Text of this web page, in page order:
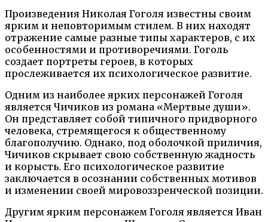
Произведения Николая Гоголя известны своим
ярким и неповторимым стилем. В них находят
отражение самые разные типы характеров, с их
особенностями и противоречиями. Гоголь
создает портреты героев, в которых
прослеживается их психологическое развитие.
Одним из наиболее ярких персонажей Гоголя
является Чичиков из романа «Мертвые души».
Он представляет собой типичного придворного
человека, стремящегося к общественному
благополучию. Однако, под оболочкой приличия,
Чичиков скрывает свою собственную жадность
и корысть. Его психологическое развитие
заключается в осознании собственных мотивов
и изменении своей мировоззренческой позиции.
Другим ярким персонажем Гоголя является Иван